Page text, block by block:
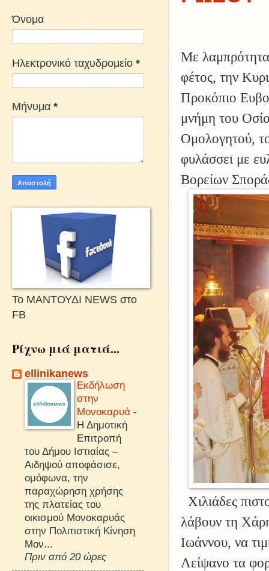
Με λαμπρότητα
φέτος, την
Προκόπιο
μνήμη του
Ομολογητού,
φυλάσσει με
Βορείων
Χιλιάδες
λάβουν τη
Ιωάννου, να
Λείψανο τα
Όνομα
Ηλεκτρονικό ταχυδρομείο *
Μήνυμα *
Το ΜΑΝΤΟΥΔΙ NEWS στο
FB
Ρίχνω μιά ματιά...
ellinikanews
Εκδήλωση
στην
Μονοκαρυά -
Η Δημοτική
Επιτροπή
του Δήμου Ιστιαίας –
Αιδηψού αποφάσισε,
ομόφωνα, την
παραχώρηση χρήσης
της πλατείας του
οικισμού Μονοκαρυάς
στην Πολιτιστική Κίνηση
Μον...
Πριν από 20 ώρες